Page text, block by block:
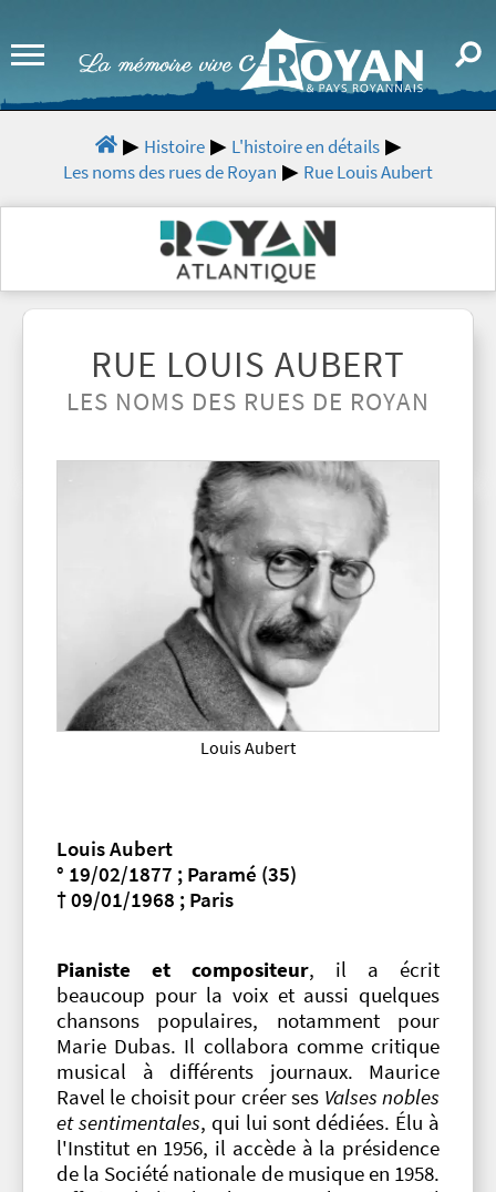
Histoire
L'histoire en détails
Les noms des rues de Royan
Rue Louis Aubert
RUE LOUIS AUBERT
LES NOMS DES RUES DE ROYAN
Louis Aubert
Louis Aubert
° 19/02/1877 ; Paramé (35)
† 09/01/1968 ; Paris
Pianiste et compositeur, il a écrit
beaucoup pour la voix et aussi quelques
chansons populaires, notamment pour
Marie Dubas. Il collabora comme critique
musical à différents journaux. Maurice
Ravel le choisit pour créer ses Valses nobles
et sentimentales, qui lui sont dédiées. Élu à
l'Institut en 1956, il accède à la présidence
de la Société nationale de musique en 1958.